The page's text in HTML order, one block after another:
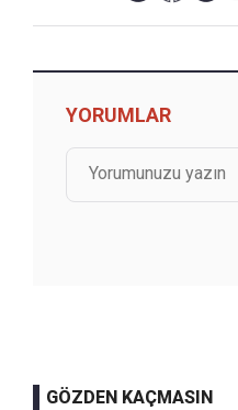
YORUMLAR
GÖZDEN KAÇMASIN